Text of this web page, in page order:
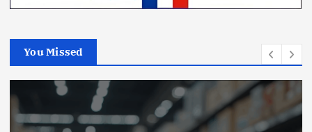
You Missed